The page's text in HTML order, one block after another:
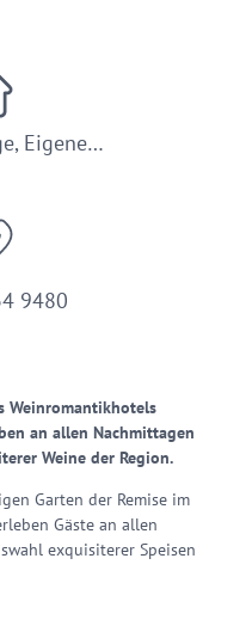
Eigene…
9480
Weinromantikhotels
an allen Nachmittagen
Weine der Region.
Garten der Remise im
Gäste an allen
exquisiterer Speisen